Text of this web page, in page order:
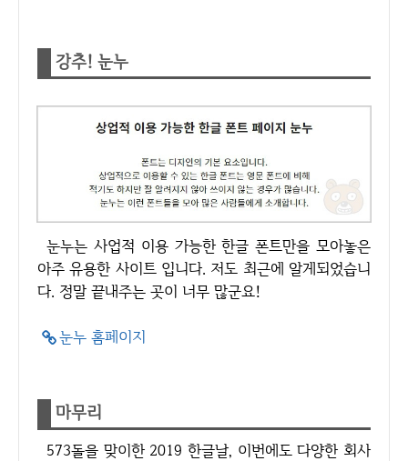
강추! 눈누
눈누는 사업적 이용 가능한 한글 폰트만을 모아놓은
아주 유용한 사이트 입니다. 저도 최근에 알게되었습니
다. 정말 끝내주는 곳이 너무 많군요!
눈누 홈페이지
마무리
573돌을 맞이한 2019 한글날, 이번에도 다양한 회사